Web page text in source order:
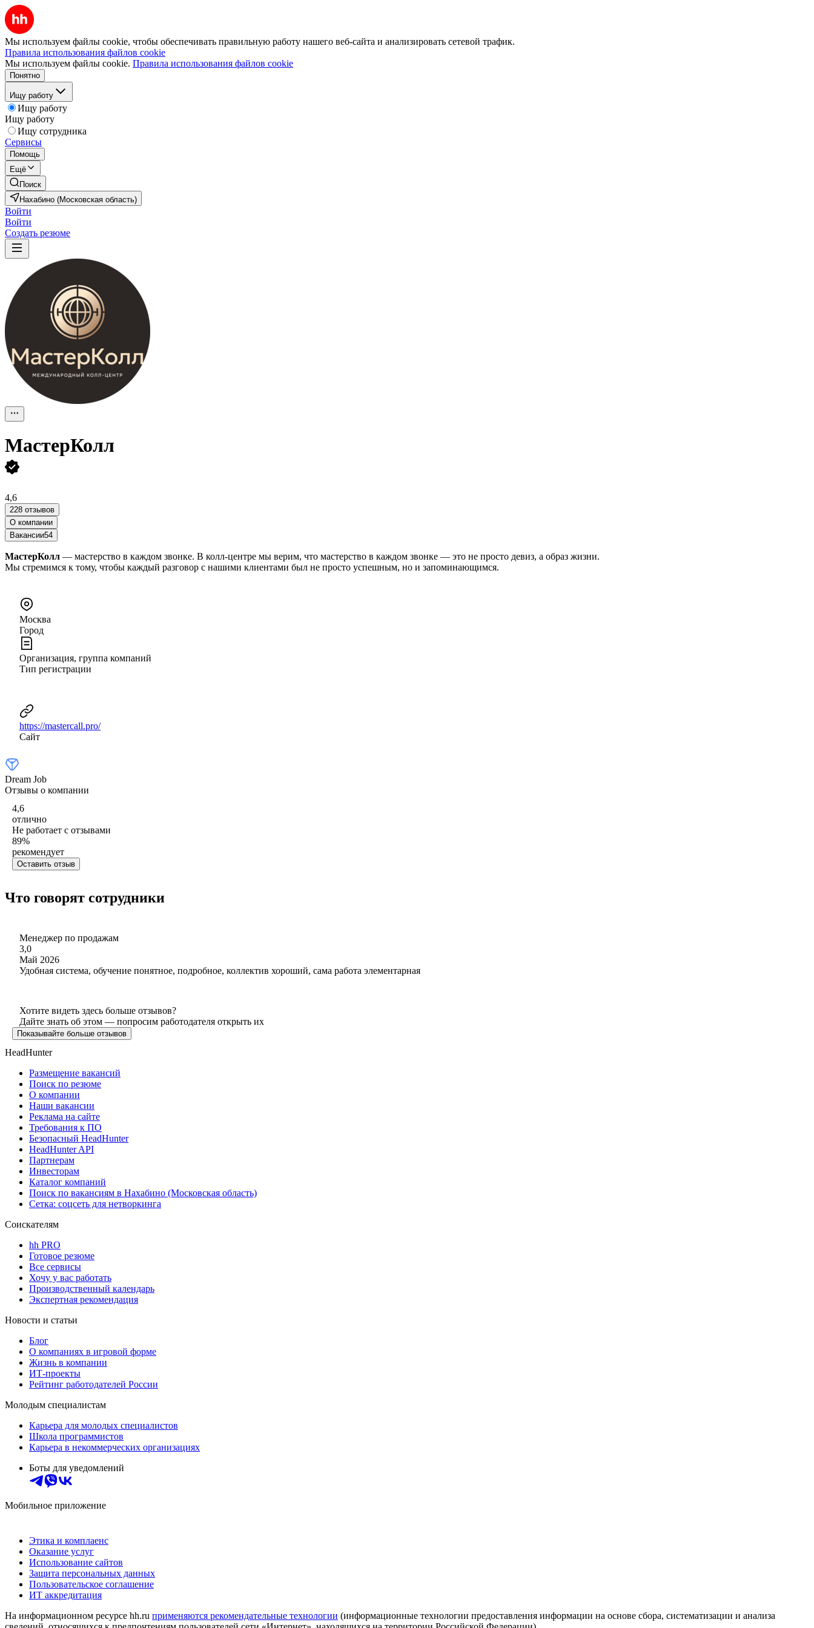
Мы используем файлы cookie, чтобы обеспечивать правильную работу нашего веб-сайта и анализировать сетевой трафик.
Правила использования файлов cookie
Мы используем файлы cookie. Правила использования файлов cookie
Понятно
Ищу работу
Ищу работу
Ищу работу
Ищу сотрудника
Сервисы
Помощь
Ещё
Поиск
Нахабино (Московская область)
Войти
Войти
Создать резюме
МастерКолл
4,6
228 отзывов
О компании
Вакансии54
МастерКолл — мастерство в каждом звонке. В колл-центре мы верим, что мастерство в каждом звонке — это не просто девиз, а образ жизни.
Мы стремимся к тому, чтобы каждый разговор с нашими клиентами был не просто успешным, но и запоминающимся.
Москва
Город
Организация, группа компаний
Тип регистрации
https://mastercall.pro/
Сайт
Dream Job
Отзывы о компании
4,6
отлично
Не работает с отзывами
89%
рекомендует
Оставить отзыв
Что говорят сотрудники
Менеджер по продажам
3,0
Май 2026
Удобная система, обучение понятное, подробное, коллектив хороший, сама работа элементарная
Хотите видеть здесь больше отзывов?
Дайте знать об этом — попросим работодателя открыть их
Показывайте больше отзывов
HeadHunter
Размещение вакансий
Поиск по резюме
О компании
Наши вакансии
Реклама на сайте
Требования к ПО
Безопасный HeadHunter
HeadHunter API
Партнерам
Инвесторам
Каталог компаний
Поиск по вакансиям в Нахабино (Московская область)
Сетка: соцсеть для нетворкинга
Соискателям
hh PRO
Готовое резюме
Все сервисы
Хочу у вас работать
Производственный календарь
Экспертная рекомендация
Новости и статьи
Блог
О компаниях в игровой форме
Жизнь в компании
ИТ-проекты
Рейтинг работодателей России
Молодым специалистам
Карьера для молодых специалистов
Школа программистов
Карьера в некоммерческих организациях
Боты для уведомлений
Мобильное приложение
Этика и комплаенс
Оказание услуг
Использование сайтов
Защита персональных данных
Пользовательское соглашение
ИТ аккредитация
На информационном ресурсе hh.ru применяются рекомендательные технологии (информационные технологии предоставления информации на основе сбора, систематизации и анализа